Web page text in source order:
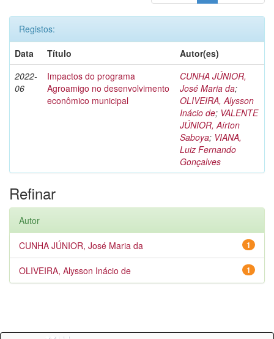
Registos:
Data
Título
Autor(es)
2022-
06
Impactos do programa
Agroamigo no desenvolvimento
econômico municipal
CUNHA JÚNIOR,
José Maria da;
OLIVEIRA, Alysson
Inácio de; VALENTE
JÚNIOR, Aírton
Saboya; VIANA,
Luiz Fernando
Gonçalves
Refinar
Autor
1
CUNHA JÚNIOR, José Maria da
1
OLIVEIRA, Alysson Inácio de